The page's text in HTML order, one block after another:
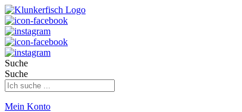
Suche
Suche
Mein Konto